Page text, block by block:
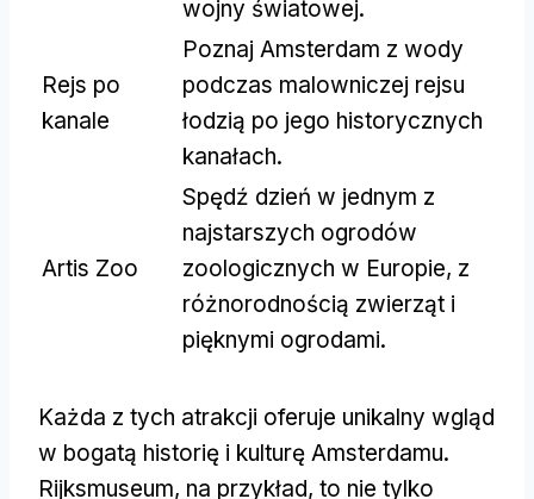
wojny światowej.
Rejs po
kanale
Poznaj Amsterdam z wody
podczas malowniczej rejsu
łodzią po jego historycznych
kanałach.
Artis Zoo
Spędź dzień w jednym z
najstarszych ogrodów
zoologicznych w Europie, z
różnorodnością zwierząt i
pięknymi ogrodami.
Każda z tych atrakcji oferuje unikalny wgląd
w bogatą historię i kulturę Amsterdamu.
Rijksmuseum, na przykład, to nie tylko